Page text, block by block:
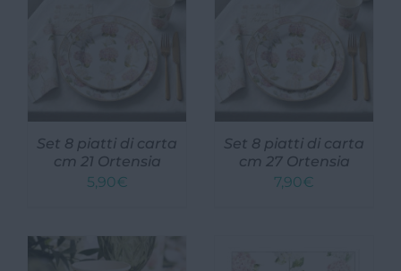
Set 8 piatti di carta
cm 21 Ortensia
5,90€
Set 8 piatti di carta
cm 27 Ortensia
7,90€